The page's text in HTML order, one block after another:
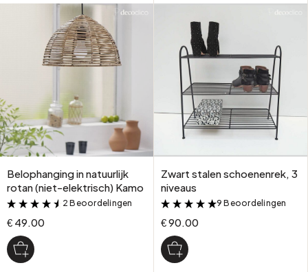
Belophanging in natuurlijk
rotan (niet-elektrisch) Kamo
&
2 Beoordelingen
€ 49.00
Zwart stalen schoenenrek, 3
niveaus
&
9 Beoordelingen
€ 90.00